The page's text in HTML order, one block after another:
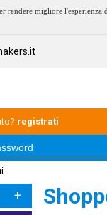
migliore l'esperienza
registrati
+